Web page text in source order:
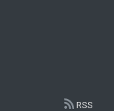
RSS